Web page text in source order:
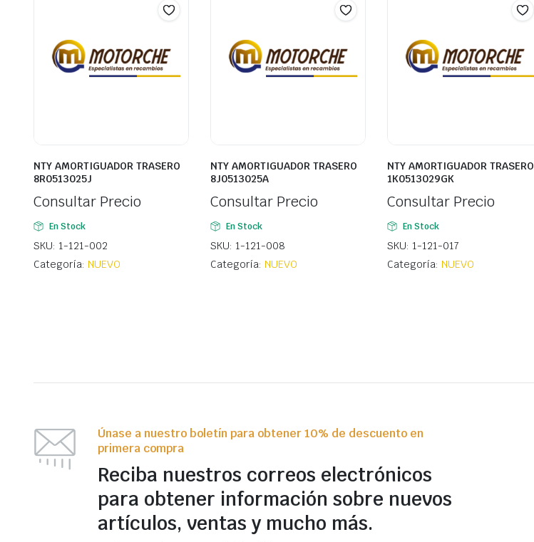
NTY AMORTIGUADOR TRASERO
8R0513025J
Consultar Precio
En Stock
SKU: 1-121-002
Categoría: NUEVO
NTY AMORTIGUADOR TRASERO
8J0513025A
Consultar Precio
En Stock
SKU: 1-121-008
Categoría: NUEVO
NTY AMORTIGUADOR TRASERO
1K0513029GK
Consultar Precio
En Stock
SKU: 1-121-017
Categoría: NUEVO
Únase a nuestro boletín para obtener 10% de descuento en
primera compra
Reciba nuestros correos electrónicos
para obtener información sobre nuevos
artículos, ventas y mucho más.